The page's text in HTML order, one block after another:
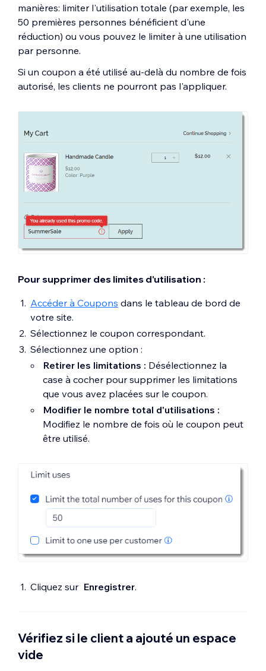
manières: limiter l'utilisation totale (par exemple, les
50 premières personnes bénéficient d'une
réduction) ou vous pouvez le limiter à une utilisation
par personne.
Si un coupon a été utilisé au-delà du nombre de fois
autorisé, les clients ne pourront pas l'appliquer.
Pour supprimer des limites d'utilisation :
Accéder à Coupons dans le tableau de bord de
votre site.
Sélectionnez le coupon correspondant.
Sélectionnez une option :
Retirer les limitations : Désélectionnez la
case à cocher pour supprimer les limitations
que vous avez placées sur le coupon.
Modifier le nombre total d'utilisations :
Modifiez le nombre de fois où le coupon peut
être utilisé.
Cliquez sur Enregistrer.
Vérifiez si le client a ajouté un espace
vide